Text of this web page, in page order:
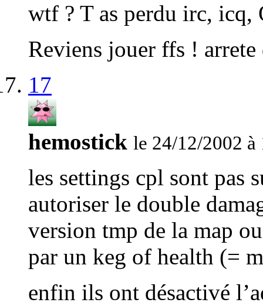
wtf ? T as perdu irc, icq,
Reviens jouer ffs !
17
hemostick le 24/12/2002 à
les settings cpl sont pas
autoriser le double
version tmp de la map
par un keg of health (=
enfin ils ont désactivé